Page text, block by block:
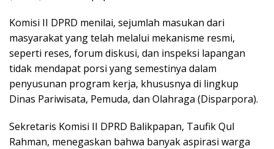
Komisi II DPRD menilai, sejumlah masukan dari
masyarakat yang telah melalui mekanisme resmi,
seperti reses, forum diskusi, dan inspeksi lapangan
tidak mendapat porsi yang semestinya dalam
penyusunan program kerja, khususnya di lingkup
Dinas Pariwisata, Pemuda, dan Olahraga (Disparpora).
Sekretaris Komisi II DPRD Balikpapan, Taufik Qul
Rahman, menegaskan bahwa banyak aspirasi warga